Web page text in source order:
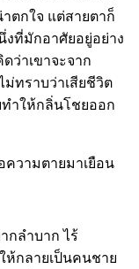
ตกใจ แต่สายตาก็
งที่มักอาศัยอยู่อย่าง
ว่าเขาจะจาก
ม่ทราบว่าเสียชีวิต
ทำให้กลิ่นโชยออก
ความตายมาเยือน
กลำบาก ไร้
ห้กลายเป็นคนชาย